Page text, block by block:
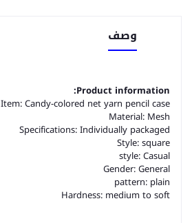
وصف
Product information:
Item: Candy-colored net yarn pencil case
Material: Mesh
Specifications: Individually packaged
Style: square
style: Casual
Gender: General
pattern: plain
Hardness: medium to soft